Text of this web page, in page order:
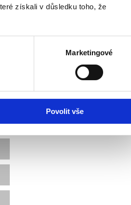
získali v důsledku toho, že
Marketingové
Povolit vše